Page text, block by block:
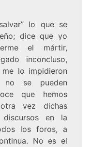
lo que se
dice que yo
el mártir,
inconcluso,
lo impidieron
no se pueden
que hemos
vez dichas
en la
los foros, a
No es el